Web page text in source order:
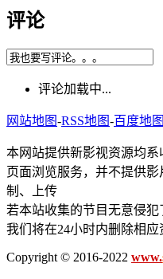
评论
评论加载中...
网站地图-RSS地图-百度地图
本网站提供新影视资源均
页面浏览服务，并不提供
制、上传
若本站收集的节目无意侵犯
我们将在24小时内删除相应
Copyright © 2016-2022 www.